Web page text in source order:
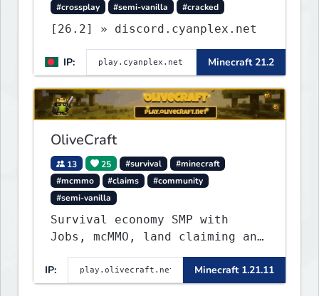
#crossplay
#semi-vanilla #cracked
[26.2] » discord.cyanplex.net
IP: Minecraft 21.2
OliveCraft
13 25 #survival
#minecraft
#mcmmo
#claims
#community
#semi-vanilla
Survival economy SMP with
Jobs, mcMMO, land claiming and
a custom tower dungeon. Not
vanilla, but survival-first
with a friendly community and
IP: Minecraft 1.21.11